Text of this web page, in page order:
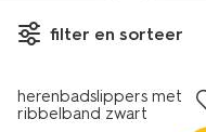
filter en sorteer
herenbadslippers met
ribbelband zwart